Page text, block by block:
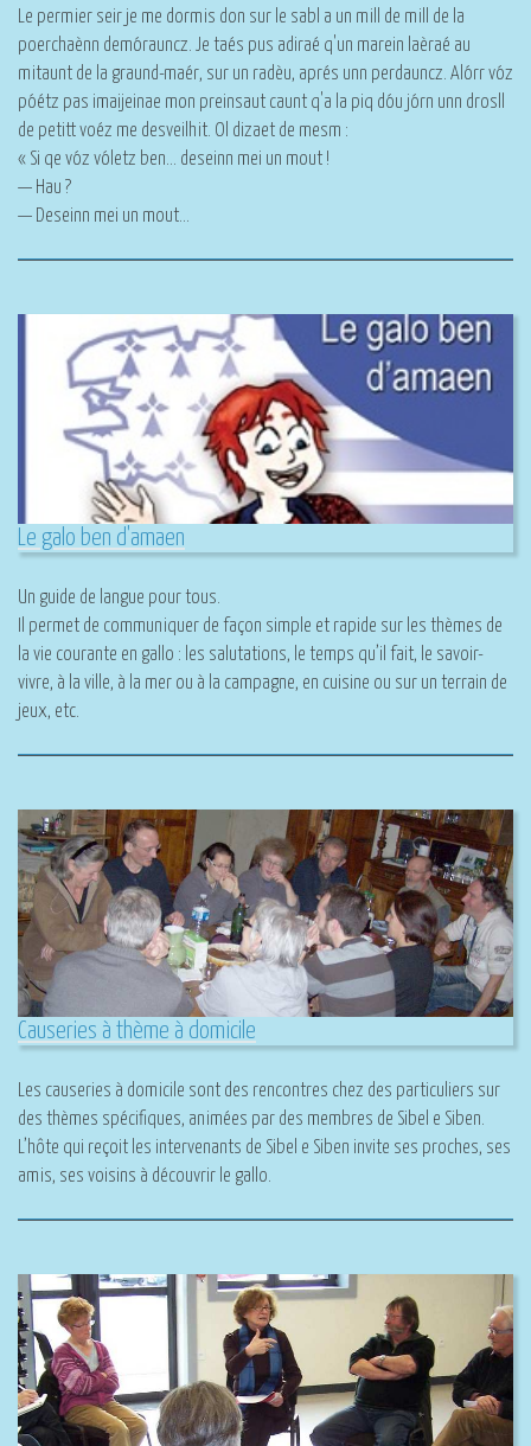
Le permier seir je me dormis don sur le sabl a un mill de mill de la
poerchaènn demórauncz. Je taés pus adiraé q'un marein laèraé au
mitaunt de la graund-maér, sur un radèu, aprés unn perdauncz. Alórr vóz
póétz pas imaijeinae mon preinsaut caunt q'a la piq dóu jórn unn drosll
de petitt voéz me desveilhit. Ol dizaet de mesm :
« Si qe vóz vóletz ben… deseinn mei un mout !
— Hau ?
— Deseinn mei un mout…
Le galo ben d'amaen
Un guide de langue pour tous.
Il permet de communiquer de façon simple et rapide sur les thèmes de
la vie courante en gallo : les salutations, le temps qu’il fait, le savoir-
vivre, à la ville, à la mer ou à la campagne, en cuisine ou sur un terrain de
jeux, etc.
Causeries à thème à domicile
Les causeries à domicile sont des rencontres chez des particuliers sur
des thèmes spécifiques, animées par des membres de Sibel e Siben.
L’hôte qui reçoit les intervenants de Sibel e Siben invite ses proches, ses
amis, ses voisins à découvrir le gallo.